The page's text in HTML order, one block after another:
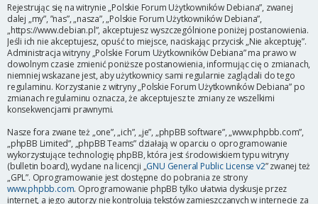
j
Rejestrując się na witrynie „Polskie Forum Użytkowników Debiana”, zwanej
dalej „my”, ”nas”, „nasza”, „Polskie Forum Użytkowników Debiana”,
„https://www.debian.pl”, akceptujesz wyszczególnione poniżej postanowienia.
Jeśli ich nie akceptujesz, opuść to miejsce, naciskając przycisk „Nie akceptuję”.
Administracja witryny „Polskie Forum Użytkowników Debiana” ma prawo w
dowolnym czasie zmienić poniższe postanowienia, informując cię o zmianach,
niemniej wskazane jest, aby użytkownicy sami regularnie zaglądali do tego
regulaminu. Korzystanie z witryny „Polskie Forum Użytkowników Debiana” po
zmianach regulaminu oznacza, że akceptujesz te zmiany ze wszelkimi
konsekwencjami prawnymi.
Nasze fora zwane też „one”, „ich”, „je”, „phpBB software”, „www.phpbb.com”,
„phpBB Limited”, „phpBB Teams” działają w oparciu o oprogramowanie
wykorzystujące technologię phpBB, która jest środowiskiem typu witryny
(bulletin board), wydane na licencji „GNU General Public License v2” zwanej też
„GPL”. Oprogramowanie jest dostępne do pobrania ze strony
www.phpbb.com. Oprogramowanie phpBB tylko ułatwia dyskusje przez
internet, a jego autorzy nie kontrolują tekstów zamieszczanych w internecie za